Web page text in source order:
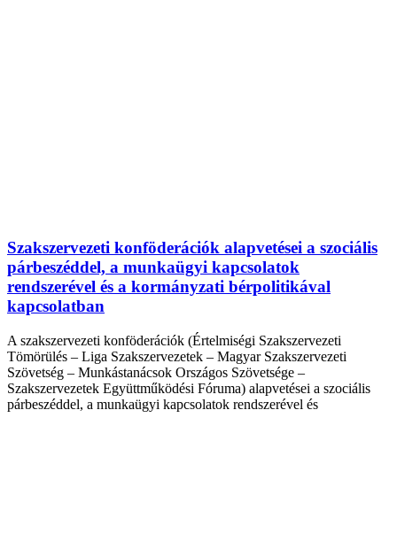
Szakszervezeti konföderációk alapvetései a szociális
párbeszéddel, a munkaügyi kapcsolatok
rendszerével és a kormányzati bérpolitikával
kapcsolatban
A szakszervezeti konföderációk (Értelmiségi Szakszervezeti
Tömörülés – Liga Szakszervezetek – Magyar Szakszervezeti
Szövetség – Munkástanácsok Országos Szövetsége –
Szakszervezetek Együttműködési Fóruma) alapvetései a szociális
párbeszéddel, a munkaügyi kapcsolatok rendszerével és